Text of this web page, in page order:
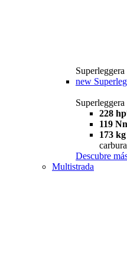
Superleggera
new
228
119
173 kg
Descubre
Multistrada